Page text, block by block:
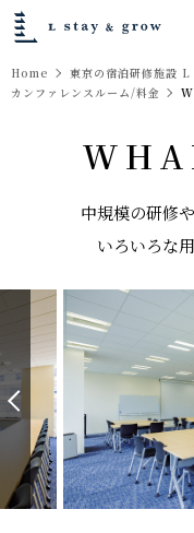
Home
東京の宿泊研修施
カンファレンスルーム/料金
中規模の研修
いろいろな